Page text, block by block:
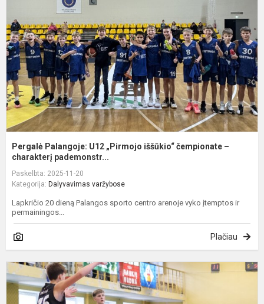
Pergalė Palangoje: U12 „Pirmojo iššūkio“ čempionate –
charakterį pademonstr...
Paskelbta: 2025-11-20
Kategorija: Dalyvavimas varžybose
Lapkričio 20 dieną Palangos sporto centro arenoje vyko įtemptos ir
permainingos...
Plačiau